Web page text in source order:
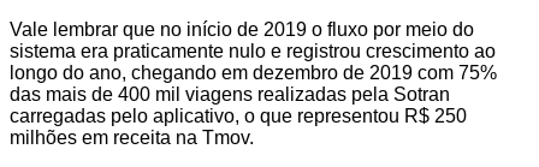
Vale lembrar que no início de 2019 o fluxo por meio do
sistema era praticamente nulo e registrou crescimento ao
longo do ano, chegando em dezembro de 2019 com 75%
das mais de 400 mil viagens realizadas pela Sotran
carregadas pelo aplicativo, o que representou R$ 250
milhões em receita na Tmov.